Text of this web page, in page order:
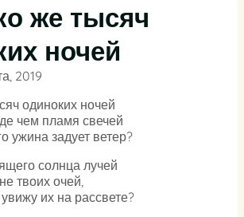
же тысяч
ночей
2019
одиноких ночей
чем пламя свечей
ужина задует ветер?
солнца лучей
твоих очей,
их на рассвете?